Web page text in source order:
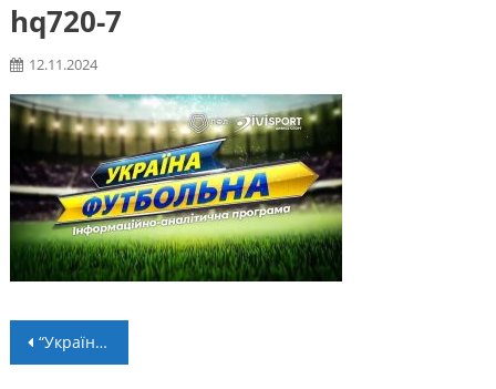
hq720-7
12.11.2024
Навігація
“Україна футбольна”: випуск програми від 11 листопада